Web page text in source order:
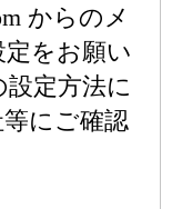
からのメ
をお願い
定方法に
にご確認